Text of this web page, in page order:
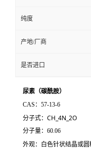
纯度
产地/厂商
是否进口
尿素（碳酰胺）
CAS：57-13-6
分子式： CH_4N_2O
分子量：60.06
外观：白色针状结晶或